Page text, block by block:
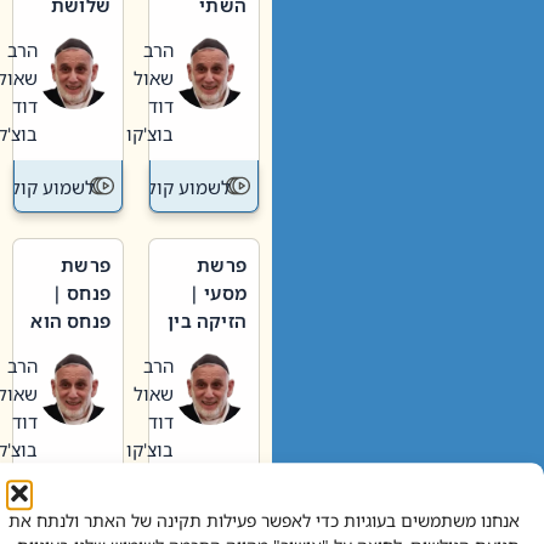
אנחנו משתמשים בעוגיות כדי לאפשר פעילות תקינה של האתר ולנתח את
וערב של
חיינו
הרב
שאול
דוד
בוצ'קו
לשמוע קול תורה – מדרש
האבות
הרב
שאול
דוד
בוצ'קו
לשמוע קול
פרשת
מסעי |
הזיקה בין
הגדול לעם הרב
שאול
דוד
בוצ'קו
לשמוע קול תורה – מדרש
פרשת
פנחס |
פנחס הוא
אליהו: בין
קנאות
הורסת
לקנאות
בונה
הרב
שאול
דוד
בוצ'קו
לשמוע קול